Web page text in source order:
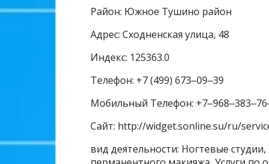
Район: Южное Тушино район
Адрес: Сходненская улица, 48
Индекс: 125363.0
Телефон: +7 (499) 673‒09‒39
Мобильный Телефон:
Сайт: http://widget.sonline.su/ru/
вид деятельности: Ногтевые студии,